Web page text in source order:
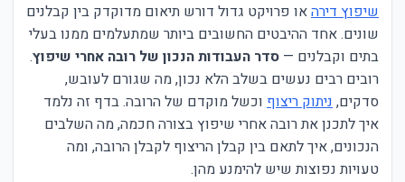
שיפוץ דירהאו פרויקט גדול דורש תיאום מדוקדק בין קבלנים
שונים. אחד ההיבטים החשובים ביותר שמתעלמים ממנו בעלי
בתים וקבלנים — סדר העבודות הנכון של רובה אחרי שיפוץ.
רובים רבים נעשים בשלב הלא נכון, מה שגורם לעובש,
סדקים,ניתוק ריצוף וכשל מוקדם של הרובה. בדף זה נלמד
איך לתכנן את רובה אחרי שיפוץ בצורה חכמה, מה השלבים
הנכונים, איך לתאם בין קבלן הריצוף לקבלן הרובה, ומה
טעויות נפוצות שיש להימנע מהן.